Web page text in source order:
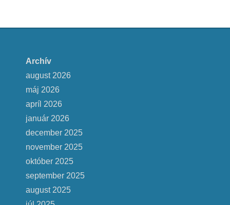
Archív
august 2026
máj 2026
apríl 2026
január 2026
december 2025
november 2025
október 2025
september 2025
august 2025